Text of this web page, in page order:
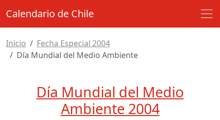
Calendario de Chile
Inicio
Fecha Especial 2004
Día Mundial del Medio Ambiente
Día Mundial del Medio
Ambiente 2004